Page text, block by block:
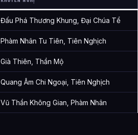
Đấu Phá Thương Khung, Đại Chúa Tể
Phàm Nhân Tu Tiên, Tiên Nghịch
Già Thiên, Thần Mộ
Quang Âm Chi Ngoại, Tiên Nghịch
Vũ Thần Không Gian, Phàm Nhân